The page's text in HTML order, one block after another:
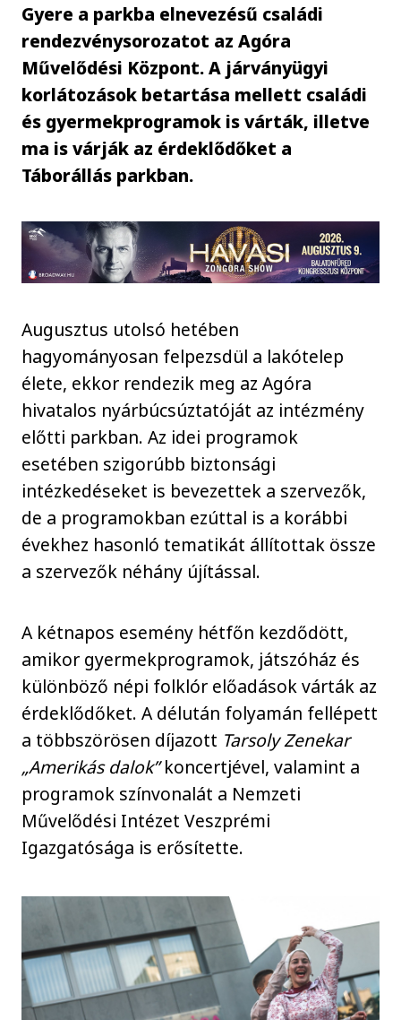
Gyere a parkba elnevezésű családi
rendezvénysorozatot az Agóra
Művelődési Központ. A járványügyi
korlátozások betartása mellett családi
és gyermekprogramok is várták, illetve
ma is várják az érdeklődőket a
Táborállás parkban.
Augusztus utolsó hetében
hagyományosan felpezsdül a lakótelep
élete, ekkor rendezik meg az Agóra
hivatalos nyárbúcsúztatóját az intézmény
előtti parkban. Az idei programok
esetében szigorúbb biztonsági
intézkedéseket is bevezettek a szervezők,
de a programokban ezúttal is a korábbi
évekhez hasonló tematikát állítottak össze
a szervezők néhány újítással.
A kétnapos esemény hétfőn kezdődött,
amikor gyermekprogramok, játszóház és
különböző népi folklór előadások várták az
érdeklődőket. A délután folyamán fellépett
a többszörösen díjazott Tarsoly Zenekar
„Amerikás dalok”koncertjével, valamint a
programok színvonalát a Nemzeti
Művelődési Intézet Veszprémi
Igazgatósága is erősítette.